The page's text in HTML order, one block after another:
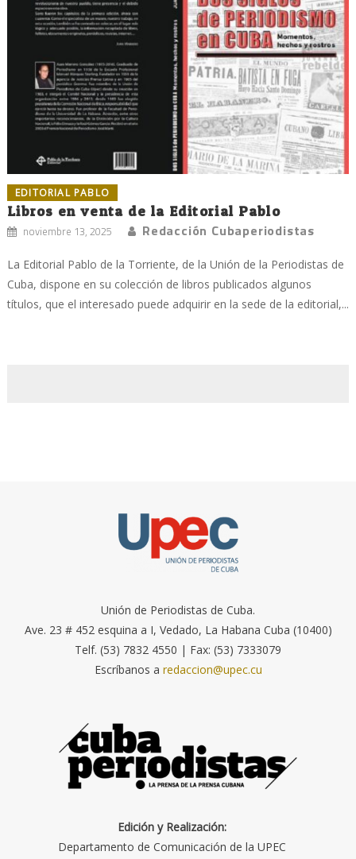
EDITORIAL PABLO
Libros en venta de la Editorial Pablo
noviembre 13, 2025 Redacción Cubaperiodistas
La Editorial Pablo de la Torriente, de la Unión de la Periodistas de
Cuba, dispone en su colección de libros publicados algunos
títulos, que el interesado puede adquirir en la sede de la editorial,...
Unión de Periodistas de Cuba.
Ave. 23 # 452 esquina a I, Vedado, La Habana Cuba (10400)
Telf. (53) 7832 4550 | Fax: (53) 7333079
Escríbanos a redaccion@upec.cu
Edición y Realización:
Departamento de Comunicación de la UPEC